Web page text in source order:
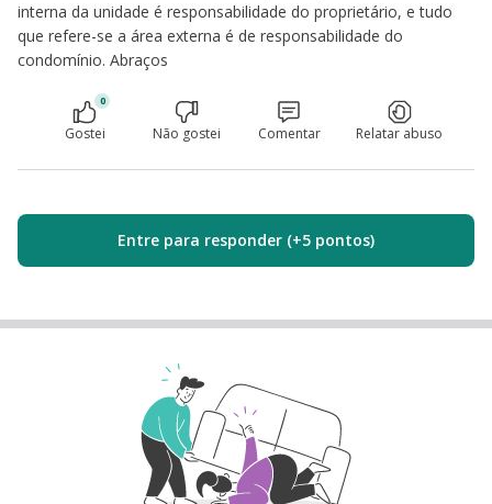
interna da unidade é responsabilidade do proprietário, e tudo
que refere-se a área externa é de responsabilidade do
condomínio. Abraços
0
Gostei Não gostei Comentar Relatar abuso
Entre para responder (+5 pontos)